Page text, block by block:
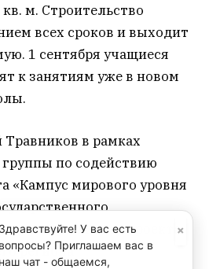
м. Строительство
всех сроков и выходит
1 сентября учащиеся
к занятиям уже в новом
Травников в рамках
группы по содействию
«Кампус мирового уровня
важность проекта
региона.
×
Здравствуйте! У вас есть
вопросы? Приглашаем вас в
наш чат - общаемся,